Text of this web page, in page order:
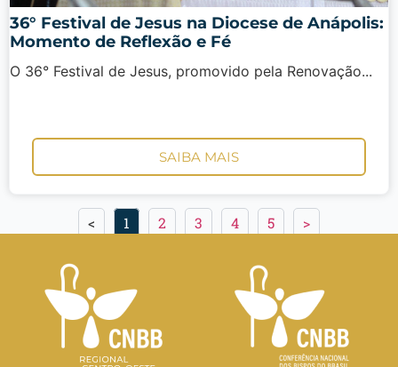
36° Festival de Jesus na Diocese de Anápolis:
Momento de Reflexão e Fé
O 36° Festival de Jesus, promovido pela Renovação...
SAIBA MAIS
< 1 2 3 4 5 >